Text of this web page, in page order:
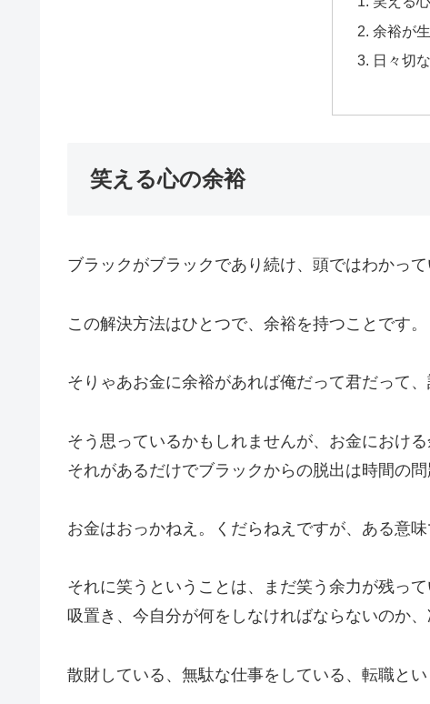
余裕が
日々切
笑える心の余裕
ブラックがブラックであり続け、頭ではわかっ
この解決方法はひとつで、余裕を持つことです。
そりゃあお金に余裕があれば俺だって君だって、
そう思っているかもしれませんが、お金におけ
それがあるだけでブラックからの脱出は時間の問
お金はおっかねえ。くだらねえですが、ある意
それに笑うということは、まだ笑う余力が残っ
吸置き、今自分が何をしなければならないのか
散財している、無駄な仕事をしている、転職と